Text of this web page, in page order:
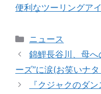
便利なツーリングア
カ
テ
リ
ー
ニュース
錦鯉長谷川、母へ
ーズ”に涙(お笑いナ
『クジャクのダ